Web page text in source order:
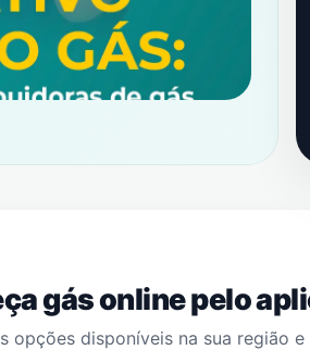
gás online pelo
opções disponíveis na sua região